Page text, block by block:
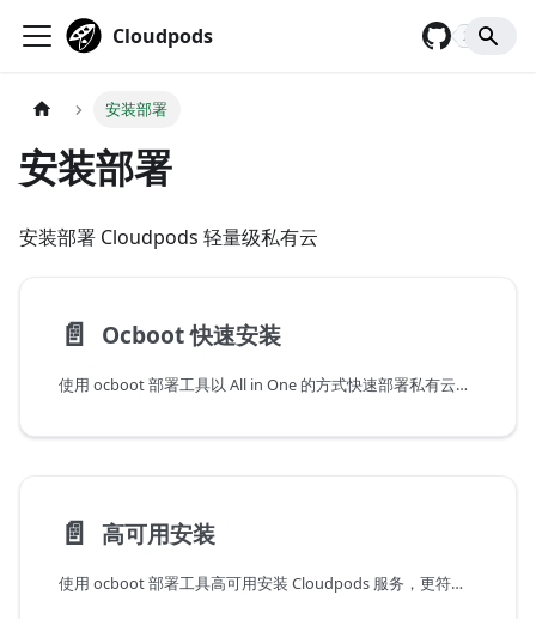
Cloudpods 2,928
安装部署
安装部署
安装部署 Cloudpods 轻量级私有云
📄️ Ocboot 快速安装
使用 ocboot 部署工具以 All in One 的方式快速部署私有云版本。
📄️ 高可用安装
使用 ocboot 部署工具高可用安装 Cloudpods 服务，更符合生产环境的部署需求。